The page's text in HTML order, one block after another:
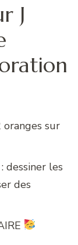
J
sur
dessiner les
des